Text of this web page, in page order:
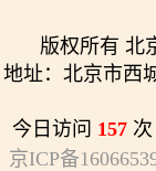
版权所有 北
地址：北京市西
今日访问 157
京ICP备